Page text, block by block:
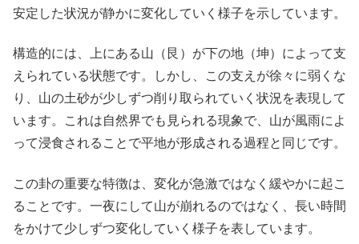
安定した状況が静かに変化していく様子を示しています。
構造的には、上にある山（艮）が下の地（坤）によって支
えられている状態です。しかし、この支えが徐々に弱くな
り、山の土砂が少しずつ削り取られていく状況を表現して
います。これは自然界でも見られる現象で、山が風雨によ
って浸食されることで平地が形成される過程と同じです。
この卦の重要な特徴は、変化が急激ではなく緩やかに起こ
ることです。一夜にして山が崩れるのではなく、長い時間
をかけて少しずつ変化していく様子を表しています。